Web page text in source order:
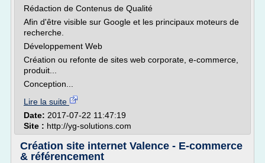
Rédaction de Contenus de Qualité
Afin d'être visible sur Google et les principaux moteurs de
recherche.
Développement Web
Création ou refonte de sites web corporate, e-commerce,
produit...
Conception...
Lire la suite
Date: 2017-07-22 11:47:19
Site : http://yg-solutions.com
Création site internet Valence - E-commerce
& référencement